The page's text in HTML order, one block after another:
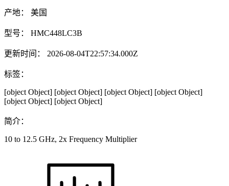
产地： 美国
型号： HMC448LC3B
更新时间： 2026-08-04T22:57:34.000Z
标签：
[object Object] [object Object] [object Object] [object Object]
[object Object] [object Object]
简介：
10 to 12.5 GHz, 2x Frequency Multiplier